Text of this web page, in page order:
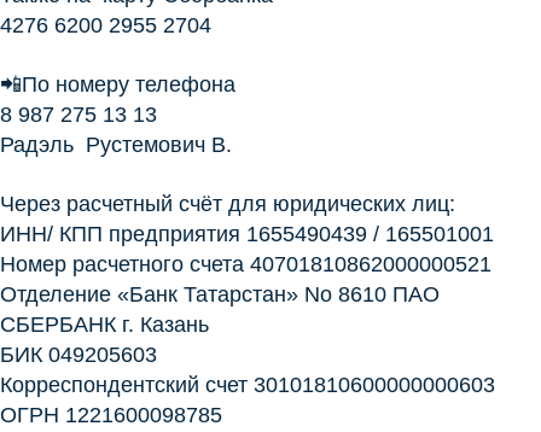
4276 6200 2955 2704
📲По номеру телефона
8 987 275 13 13
Радэль Рустемович В.
Через расчетный счёт для юридических лиц:
ИНН/ КПП предприятия 1655490439 / 165501001
Номер расчетного счета 40701810862000000521
Отделение «Банк Татарстан» No 8610 ПАО
СБЕРБАНК г. Казань
БИК 049205603
Корреспондентский счет 30101810600000000603
ОГРН 1221600098785